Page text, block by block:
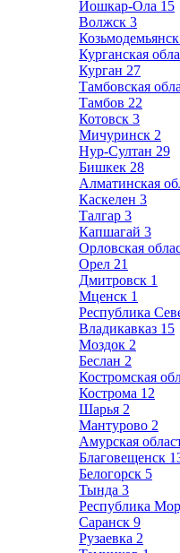
Йошкар-Ола 15
Волжск 3
Козьмодемьянск
Курганская
Курган 27
Тамбовская
Тамбов 22
Котовск 3
Мичуринск 2
Нур-Султан 29
Бишкек 28
Алматинская
Каскелен 3
Талгар 3
Капшагай 3
Орловская
Орел 21
Дмитровск 1
Мценск 1
Республика
Владикавказ 15
Моздок 2
Беслан 2
Костромская
Кострома 12
Шарья 2
Мантурово 2
Амурская
Благовещенск
Белогорск 5
Тында 3
Республика
Саранск 9
Рузаевка 2